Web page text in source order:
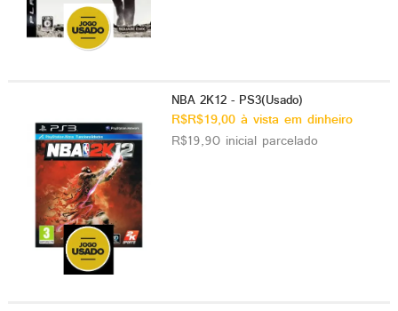
NBA 2K12 - PS3(Usado)
R$R$19,00 à vista em dinheiro
R$19,90 inicial parcelado